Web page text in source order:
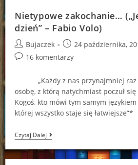
W
Akcji…
Nietypowe zakochanie…
dzień” – Fabio Volo)
Post
author:
Bujaczek
Post
published:
24 października,
Post16 komentarzy
„Każdy z nas przynajmniej raz
osobę, z którą natychmiast poczuł
Kogoś, kto mówi tym samym
której wszystko staje się
Czytaj DalejNietypowe
Zakochanie…
(„Jeszcze
Jeden